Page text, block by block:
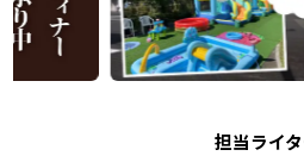
担当ライ